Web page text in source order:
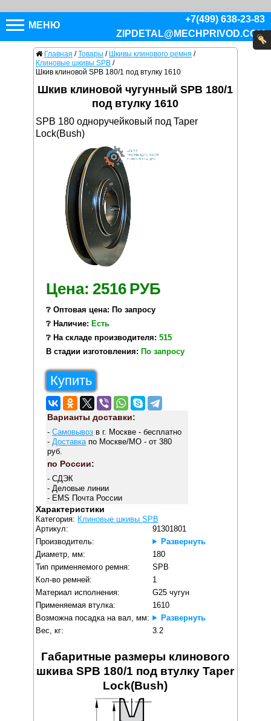
МЕНЮ
+7(499) 638-23-83
ZIPDETAL@MECHPRIVOD.COM
Главная / Товары / Шкивы клинового ремня /
Клиновые шкивы SPB /
Шкив клиновой SPB 180/1 под втулку 1610
Шкив клиновой чугунный SPB 180/1
под втулку 1610
SPB 180 одноручейковый под Taper
Lock(Bush)
Цена: 2516 РУБ
❔ Оптовая цена: По запросу
❔ Наличие: Есть
❔ На складе производителя: 515
В стадии изготовления: По запросу
Купить
Варианты доставки:
- Самовывозв г. Москве - бесплатно
- Доставкапо Москве/МО - от 380
руб.
по России:
- СДЭК
- Деловые линии
- EMS Почта России
Характеристики
Категория: Клиновые шкивы SPB
Артикул:
91301801
Производитель:
Развернуть
Диаметр, мм:
180
Тип применяемого ремня:
SPB
Кол-во ремней:
1
Материал исполнения:
G25 чугун
Применяемая втулка:
1610
Возможна посадка на вал, мм:
Развернуть
Вес, кг:
3.2
Габаритные размеры клинового
шкива SPB 180/1 под втулку Taper
Lock(Bush)